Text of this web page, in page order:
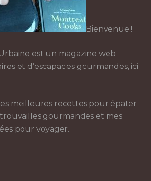
Bienvenue !
est un magazine web
et d’escapades gourmandes, ici
meilleures recettes pour épater
trouvailles gourmandes et mes
pour voyager.